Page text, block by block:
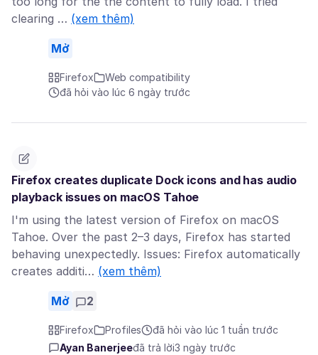
clearing … (xem thêm)
Mở
Firefox
Web compatibility
đã hỏi vào lúc 6 ngày trước
Firefox creates duplicate Dock icons and has audio
playback issues on macOS Tahoe
I'm using the latest version of Firefox on macOS
Tahoe. Over the past 2–3 days, Firefox has started
behaving unexpectedly. Issues: Firefox automatically
creates additi… (xem thêm)
Mở 2
Firefox Profiles
đã hỏi vào lúc 1 tuần trước
Ayan Banerjeeđã trả lời3 ngày trước